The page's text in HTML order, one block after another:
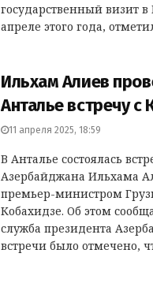
государственный визит в
апреле этого года,
Ильхам Алиев
Анталье встречу с
11 апреля 2025, 18:59
В Анталье состоялась
Азербайджана Ильхама
премьер-министром
Кобахидзе. Об этом
служба президента
встречи было отмечено,